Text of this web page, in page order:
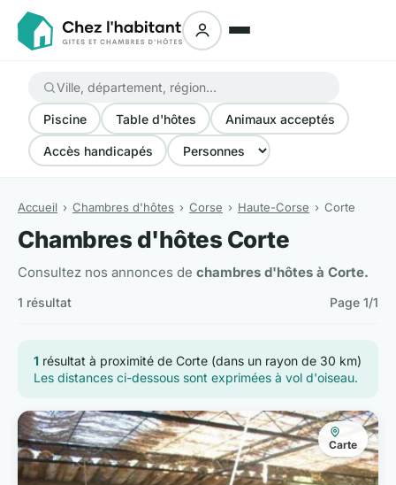
Piscine Table d'hôtes Animaux acceptés
Accès handicapés
Accueil Chambres d'hôtes Corse Haute-Corse Corte
Chambres d'hôtes Corte
Consultez nos annonces de chambres d'hôtes à Corte.
1 résultat Page 1/1
1 résultat à proximité de Corte (dans un rayon de 30 km)
Les distances ci-dessous sont exprimées à vol d'oiseau.
Carte